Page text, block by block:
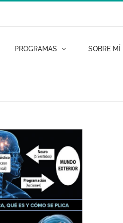
PROGRAMAS SOBRE MÍ